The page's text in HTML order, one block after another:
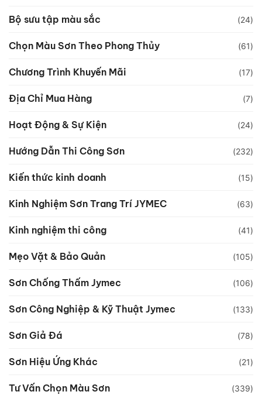
Bộ sưu tập màu sắc (24)
Chọn Màu Sơn Theo Phong Thủy (61)
Chương Trình Khuyến Mãi (17)
Địa Chỉ Mua Hàng (7)
Hoạt Động & Sự Kiện (24)
Hướng Dẫn Thi Công Sơn (232)
Kiến thức kinh doanh (15)
Kinh Nghiệm Sơn Trang Trí JYMEC (63)
Kinh nghiệm thi công (41)
Mẹo Vặt & Bảo Quản (105)
Sơn Chống Thấm Jymec (106)
Sơn Công Nghiệp & Kỹ Thuật Jymec (133)
Sơn Giả Đá (78)
Sơn Hiệu Ứng Khác (21)
Tư Vấn Chọn Màu Sơn (339)